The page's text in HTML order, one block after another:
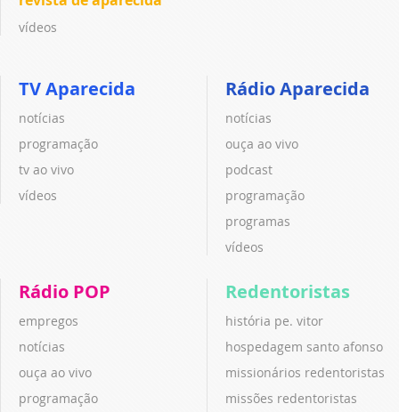
vídeos
TV Aparecida
notícias
programação
tv ao vivo
vídeos
Rádio Aparecida
notícias
ouça ao vivo
podcast
programação
programas
vídeos
Rádio POP
empregos
notícias
ouça ao vivo
programação
Redentoristas
história pe. vitor
hospedagem santo afonso
missionários redentoristas
missões redentoristas